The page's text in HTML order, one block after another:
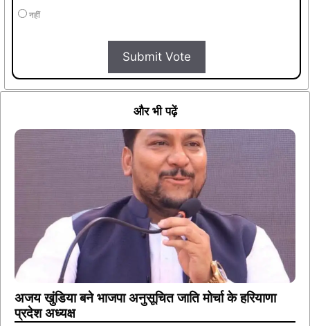
नहीं
Submit Vote
और भी पढ़ें
अजय खुंडिया बने भाजपा अनुसूचित जाति मोर्चा के हरियाणा
प्रदेश अध्यक्ष